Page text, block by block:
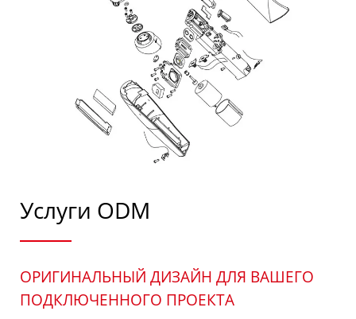
Услуги ODM
ОРИГИНАЛЬНЫЙ ДИЗАЙН ДЛЯ ВАШЕГО
ПОДКЛЮЧЕННОГО ПРОЕКТА